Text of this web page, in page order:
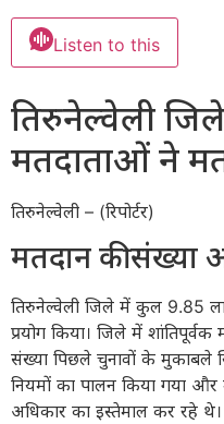
Listen to this
तिरुनेल्वेली
मतदाताओं ने
तिरुनेल्वेली – (रिपोर्टर)
मतदान की संख्या
तिरुनेल्वेली जिले में कुल 9.85
प्रयोग किया। जिले में
संख्या पिछले चुनावों के मुकाबले
नियमों का पालन किया गया
अधिकार का इस्तेमाल कर रहे थे।